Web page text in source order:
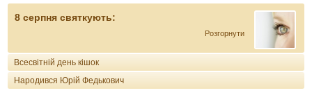
8 серпня святкують:
Розгорнути
Всесвітній день кішок
Народився Юрій Федькович